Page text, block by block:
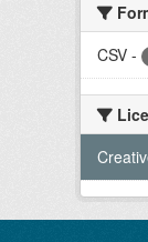
CSV -